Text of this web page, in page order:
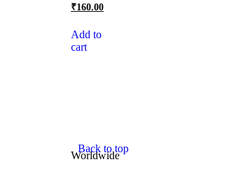
₹160.00
Add to
cart
Back to top
Worldwide